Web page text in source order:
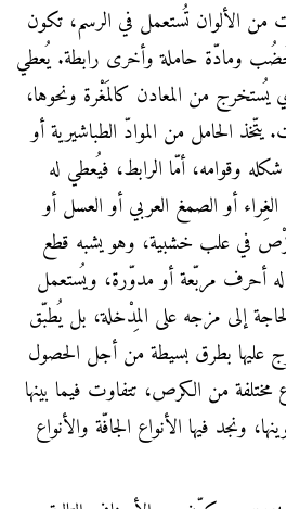
الألوان تُستعمل في الرسم، تكون
ومادّة حاملة وأخرى رابطة. يُعطي
من المعادن كالمَغْرة ونحوها،
الحامل من الموادّ الطباشيرية أو
وقوامه، أمّا الرابط، فيُعطي له
أو الصمغ العربي أو العسل أو
في علب خشبية، وهو يشبه قطع
له أحرف مربّعة أو مدوّرة، ويُستعمل
إلى مزجه على المِدْخلة، بل يُطبّق
عليها بطرق بسيطة من أجل الحصول
مختلفة من الكرص، تتفاوت فيما بينها
ونجد فيها الأنواع الجافّة والأنواع